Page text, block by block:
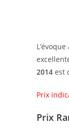
2014 est
Prix
Prix